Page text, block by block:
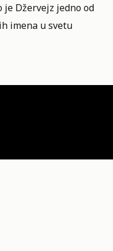
Džervejz jedno od
imena u svetu